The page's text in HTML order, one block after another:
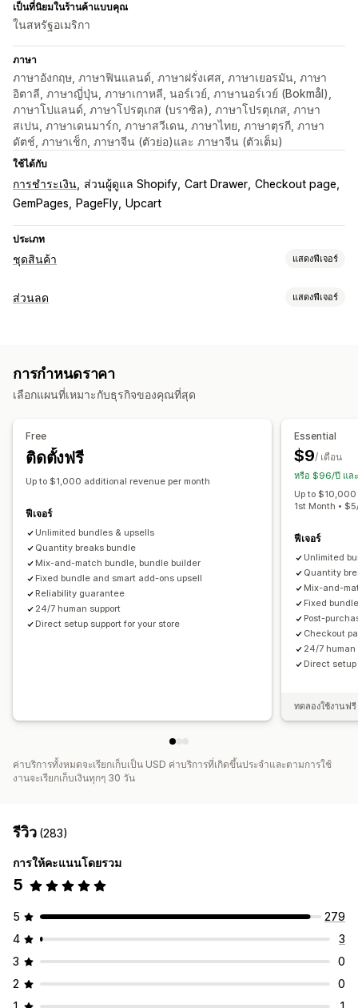
เป็นที่นิยมในร้านค้าแบบคุณ
ในสหรัฐอเมริกา
ภาษา
ภาษาอังกฤษ, ภาษาฟินแลนด์, ภาษาฝรั่งเศส, ภาษาเยอรมัน, ภาษา
อิตาลี, ภาษาญี่ปุ่น, ภาษาเกาหลี, นอร์เวย์, ภาษานอร์เวย์ (Bokmål),
ภาษาโปแลนด์, ภาษาโปรตุเกส (บราซิล), ภาษาโปรตุเกส, ภาษา
สเปน, ภาษาเดนมาร์ก, ภาษาสวีเดน, ภาษาไทย, ภาษาตุรกี, ภาษา
ดัตช์, ภาษาเช็ก, ภาษาจีน (ตัวย่อ)และ ภาษาจีน (ตัวเต็ม)
ใช้ได้กับ
การชำระเงิน ส่วนผู้ดูแล Shopify Cart Drawer Checkout page
GemPages
PageFly Upcart
ประเภท
ชุดสินค้า แสดงฟีเจอร์
ประเภทชุดสินค้า
ชุดการเสนอสินค้าอื่นที่คล้ายกัน
สินค้าดิจิทัล
ชุดที่กำหนดเอง
การกำหนดราคาที่ตั้งได้
การกำหนดราคาแบบคงที่
การกำหนดราคาตามปริมาณการสั่งซื้อ
ส่วนลดแบบคงที่
BOGO
การสมัครใช้งาน
การกำหนดราคาค้าส่ง การกำหนดราคาแบบไดนามิก
การกำหนดราคาแบบกำหนดเอง
ส่วนลด แสดงฟีเจอร์
การกำหนดราคาตามปริมาณการสั่งซื้อ
ตัวแบ่งปริมาณ ส่วนลดแบบคงที่ เปอร์เซ็นต์ส่วนลด
เช็คเอาท์ส่วนลด
ข้อเสนอมีระยะเวลาจำกัด
ส่วนลดเพิ่มยอดขาย
ส่วนลดข้ามการขาย ป๊อปอัพ
การกำหนดราคาแบบไดนามิก
การจัดการส่วนลด
เทมเพลต
การแปลงสกุลเงิน
แคมเปญ
ทริกเกอร์และกฎ
การทำงานอัตโนมัติ การติดตาม
การรายงาน
การวิเคราะห์ การทดสอบ A/B
การกำหนดราคา
เลือกแผนที่เหมาะกับธุรกิจของคุณที่สุด
Free
ติดตั้งฟรี
Up to $1,000 additional revenue per month
ฟีเจอร์
Unlimited bundles & upsells
Quantity breaks bundle
Mix-and-match bundle, bundle builder
Fixed bundle and smart add-ons upsell
Reliability guarantee
24/7 human support
Direct setup support for your store
Essential
$9/ เดือน
หรือ $96/ปี และ
Up to
1st Month •
ฟีเจอร์
Unlimited
Quantity
Mix-and-
Fixed
Post-
Checkout
24/7 human
Direct
ทดลองใช้งานฟ
ค่าบริการทั้งหมดจะเรียกเก็บเป็น USD ค่าบริการที่เกิดขึ้นประจำและตามการใช้
งานจะเรียกเก็บเงินทุกๆ 30 วัน
รีวิว (283)
การให้คะแนนโดยรวม
5
5
279
4
3
3
0
2
0